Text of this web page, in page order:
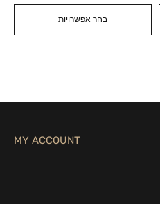
בחר אפשרויות
MY ACCOUNT